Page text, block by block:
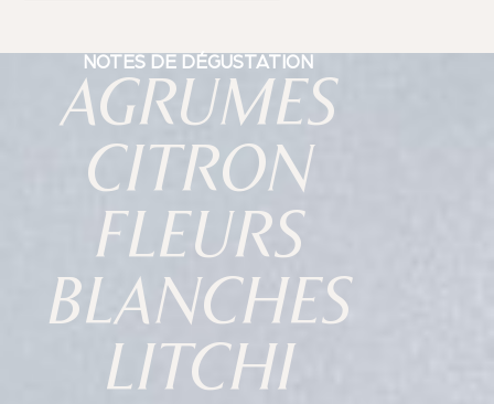
NOTES DE DÉGUSTATION
AGRUMES
CITRON
FLEURS
BLANCHES
LITCHI